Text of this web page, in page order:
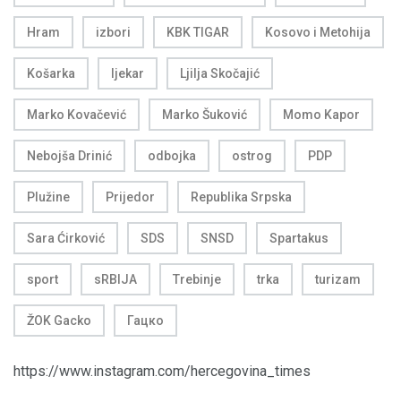
Hram izbori KBK TIGAR Kosovo i Metohija
Košarka ljekar Ljilja Skočajić
Marko Kovačević Marko Šuković Momo Kapor
Nebojša Drinić odbojka ostrog PDP
Plužine Prijedor Republika Srpska
Sara Ćirković SDS SNSD Spartakus
sport sRBIJA Trebinje trka turizam
ŽOK Gacko Гацко
https://www.instagram.com/hercegovina_times